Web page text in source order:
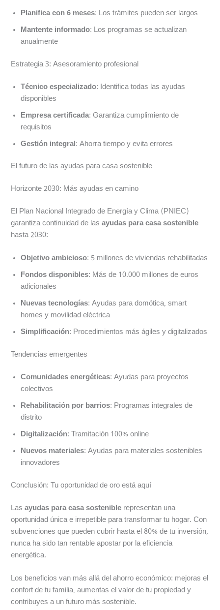
Planifica con 6 meses: Los trámites pueden ser largos
Mantente informado: Los programas se actualizan
anualmente
Estrategia 3: Asesoramiento profesional
Técnico especializado: Identifica todas las ayudas
disponibles
Empresa certificada: Garantiza cumplimiento de
requisitos
Gestión integral: Ahorra tiempo y evita errores
El futuro de las ayudas para casa sostenible
Horizonte 2030: Más ayudas en camino
El Plan Nacional Integrado de Energía y Clima (PNIEC)
garantiza continuidad de lasayudas para casa sostenible
hasta 2030:
Objetivo ambicioso: 5 millones de viviendas rehabilitadas
Fondos disponibles: Más de 10.000 millones de euros
adicionales
Nuevas tecnologías: Ayudas para domótica, smart
homes y movilidad eléctrica
Simplificación: Procedimientos más ágiles y digitalizados
Tendencias emergentes
Comunidades energéticas: Ayudas para proyectos
colectivos
Rehabilitación por barrios: Programas integrales de
distrito
Digitalización: Tramitación 100% online
Nuevos materiales: Ayudas para materiales sostenibles
innovadores
Conclusión: Tu oportunidad de oro está aquí
Lasayudas para casa sostenible representan una
oportunidad única e irrepetible para transformar tu hogar. Con
subvenciones que pueden cubrir hasta el 80% de tu inversión,
nunca ha sido tan rentable apostar por la eficiencia
energética.
Los beneficios van más allá del ahorro económico: mejoras el
confort de tu familia, aumentas el valor de tu propiedad y
contribuyes a un futuro más sostenible.